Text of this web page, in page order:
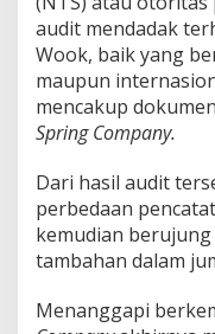
a
j
a
k
M
a
r
a
n
n
audit mendadak
Wook, baik yang
maupun
mencakup
Spring Company.
Dari hasil audit
perbedaan
kemudian
tambahan dalam
Menanggapi